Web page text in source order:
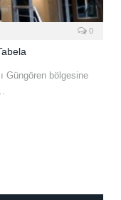
0
Güngören bölgesine